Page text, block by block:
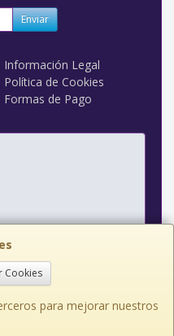
Cookies
para mejorar nuestros
Enviar
Información Legal
Política de Cookies
Formas de Pago
10:30-14:00